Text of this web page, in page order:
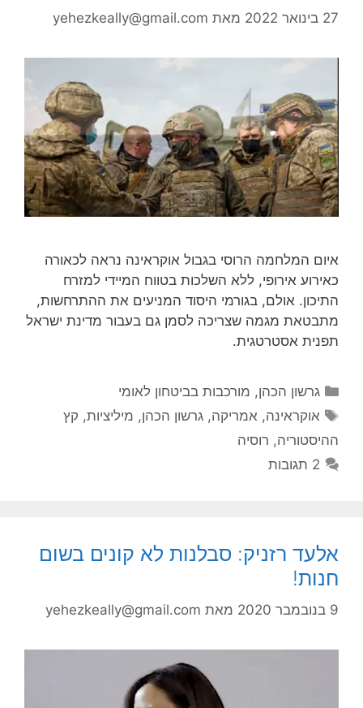
27 בינואר 2022 מאת yehezkeally@gmail.com
איום המלחמה הרוסי בגבול אוקראינה נראה לכאורה
כאירוע אירופי, ללא השלכות בטווח המיידי למזרח
התיכון. אולם, בגורמי היסוד המניעים את ההתרחשות,
מתבטאת מגמה שצריכה לסמן גם בעבור מדינת ישראל
תפנית אסטרטגית.
קטגוריות
גרשון הכהן, מורכבות בביטחון לאומי
תגיות
אוקראינה, אמריקה,גרשון הכהן, מיליציות, קץ
ההיסטוריה, רוסיה
2 תגובות
אלעד רזניק: סבלנות לא קונים בשום
חנות!
9 בנובמבר 2020 מאת yehezkeally@gmail.com